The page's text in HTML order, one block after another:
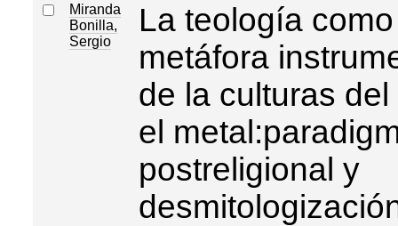
Miranda
Bonilla,
Sergio
La teología como
metáfora
de la culturas del
el
postreligional y